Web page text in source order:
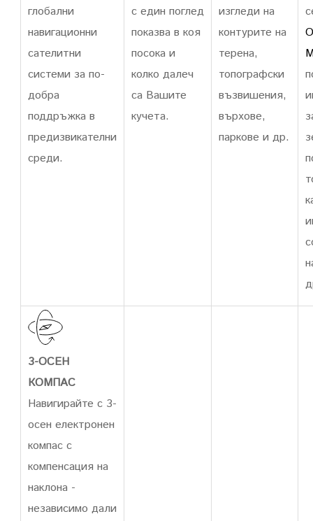
глобални
навигационни
сателитни
системи за по-
добра
поддръжка в
предизвикателни
среди.
с един поглед
показва в коя
посока и
колко далеч
са Вашите
кучета.
изгледи на
контурите на
терена,
топографски
възвишения,
върхове,
паркове и др.
3-ОСЕН
КОМПАС
Навигирайте с 3-
осен електронен
компас с
компенсация на
наклона -
независимо дали